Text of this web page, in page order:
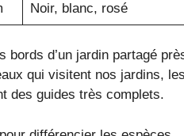
Noir, blanc, rosé
d’un jardin partagé
qui visitent nos jardins,
des guides très complets.